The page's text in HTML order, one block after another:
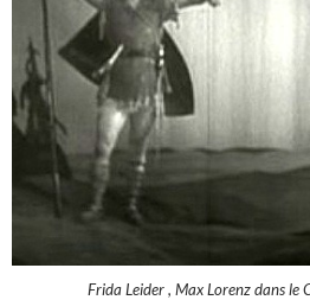
Frida Leider , Max Lorenz dans le